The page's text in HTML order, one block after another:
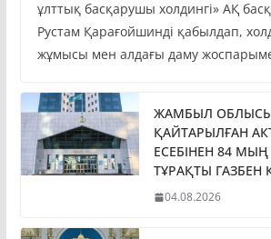
ұлттық басқарушы холдингі» АҚ
Рустам Қарағойшинді қабылдап,
жұмысы мен алдағы даму
ЖАМБЫЛ
ҚАЙТАРЫЛҒАН
ЕСЕБІНЕН 84
ТҰРАҚТЫ
04.08.2026